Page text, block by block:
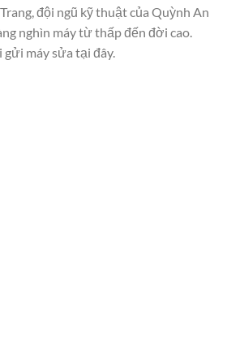
đội ngũ kỹ thuật của Quỳnh An
nghìn máy từ thấp đến đời cao.
gửi máy sửa tại đây.